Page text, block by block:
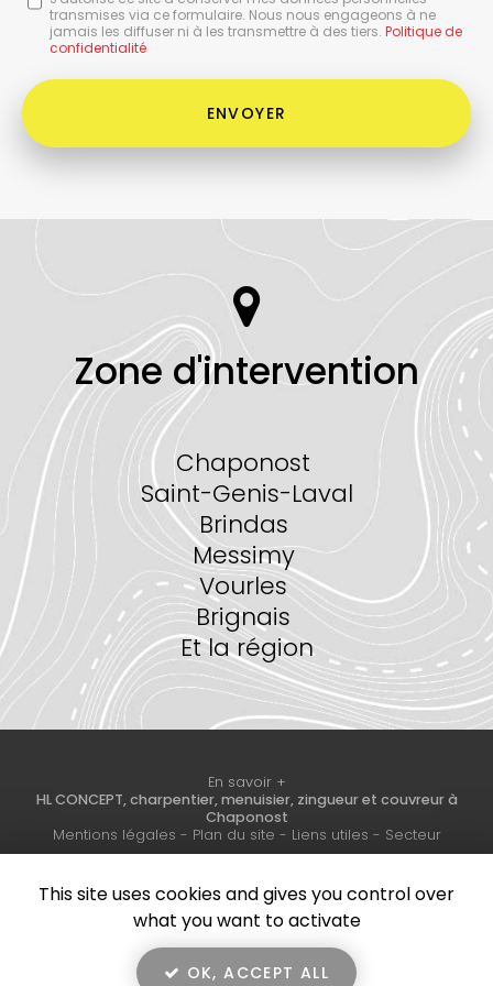
transmises via ce formulaire. Nous nous engageons à ne
jamais les diffuser ni à les transmettre à des tiers. Politique de
confidentialité
Acceptation
RGPD
*
ENVOYER
Zone d'intervention
Chaponost
Saint-Genis-Laval
Brindas
Messimy
Vourles
Brignais
Et la région
En savoir +
HL Concept
Fermer
Notre savoir-faire : Charpentier, menuisier, zingueur et
couvreur à Chaponost
Habillage de tete de mur
HL CONCEPT, charpentier, menuisier, zingueur et couvreur à
Chaponost
Mentions légales - Plan du site - Liens utiles - Secteur
Création et référencement de site Internet
Demande de Devis
This site uses cookies and gives you control over
what you want to activate
OK, ACCEPT ALL